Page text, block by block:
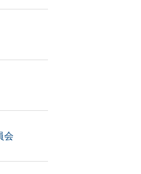
会